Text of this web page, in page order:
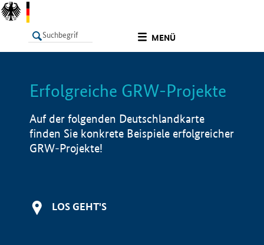
MENÜ
LISTE Info
Erfolgreiche GRW-Projekte
Auf der folgenden Deutschlandkarte
finden Sie konkrete Beispiele erfolgreicher
GRW-Projekte!
LOS GEHT'S